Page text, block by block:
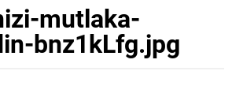
mutlaka-
bnz1kLfg.jpg